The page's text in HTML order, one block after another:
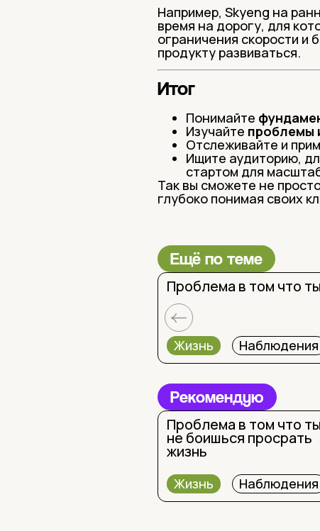
Например, Skyeng на
время на дорогу, для
ограничения скорости и
продукту развиваться.
Итог
Понимайте
Изучайте проблемы
Отслеживайте и
Ищите аудиторию,
стартом для
Так вы сможете не
глубоко понимая своих
Ещё по теме
Проблема в том что
Жизнь Наблюдения
Рекомендую
Проблема в том что ты
не боишься просрать
жизнь
Жизнь Наблюдения